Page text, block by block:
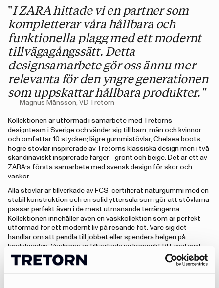
"I ZARA hittade vi en partner som
kompletterar våra hållbara och
funktionella plagg med ett modernt
tillvägagångssätt. Detta
designsamarbete gör oss ännu mer
relevanta för den yngre generationen
som uppskattar hållbara produkter."
— - Magnus Månsson, VD Tretorn
Kollektionen är utformad i samarbete med Tretorns
designteam i Sverige och vänder sig till barn, män och kvinnor
och omfattar 10 stycken; lägre gummistövlar, Chelsea boots,
högre stövlar inspirerade av Tretorns klassiska design men i två
skandinaviskt inspirerade färger - grönt och beige. Det är ett av
ZARA:s första samarbete med svensk design för skor och
väskor.
Alla stövlar är tillverkade av FCS-certifierat naturgummi med en
stabil konstruktion och en solid yttersula som gör att stövlarna
passar perfekt även i de mest utmanande terrängerna.
Kollektionen innehåller även en väskkollektion som är perfekt
utformad för ett modernt liv på resande fot. Vare sig det
handlar om att pendla till jobbet eller spendera helgen på
landsbygden. Väskorna är tillverkade av kompakt PU-material
som skyddar mot lätt regn och vatten, medan den